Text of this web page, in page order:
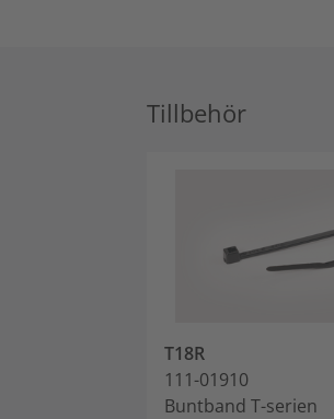
Tillbehör
T18R
111-01910
Buntband T-serien